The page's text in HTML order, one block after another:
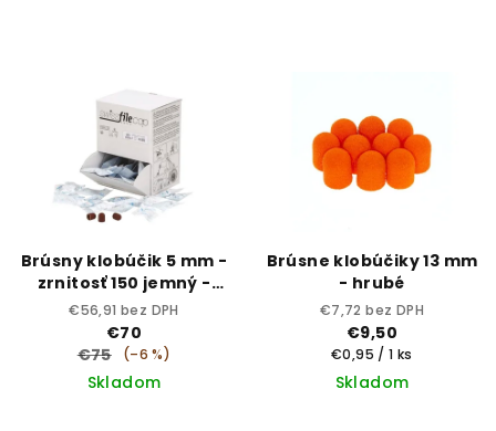
Brúsny klobúčik 5 mm -
zrnitosť 150 jemný -
sterilný
€56,91 bez DPH
€70
€75
(–6 %)
Skladom
Brúsne klobúčiky 13 mm
- hrubé
€7,72 bez DPH
€9,50
Jednotková
cena:
€0,95 / 1 ks
Skladom